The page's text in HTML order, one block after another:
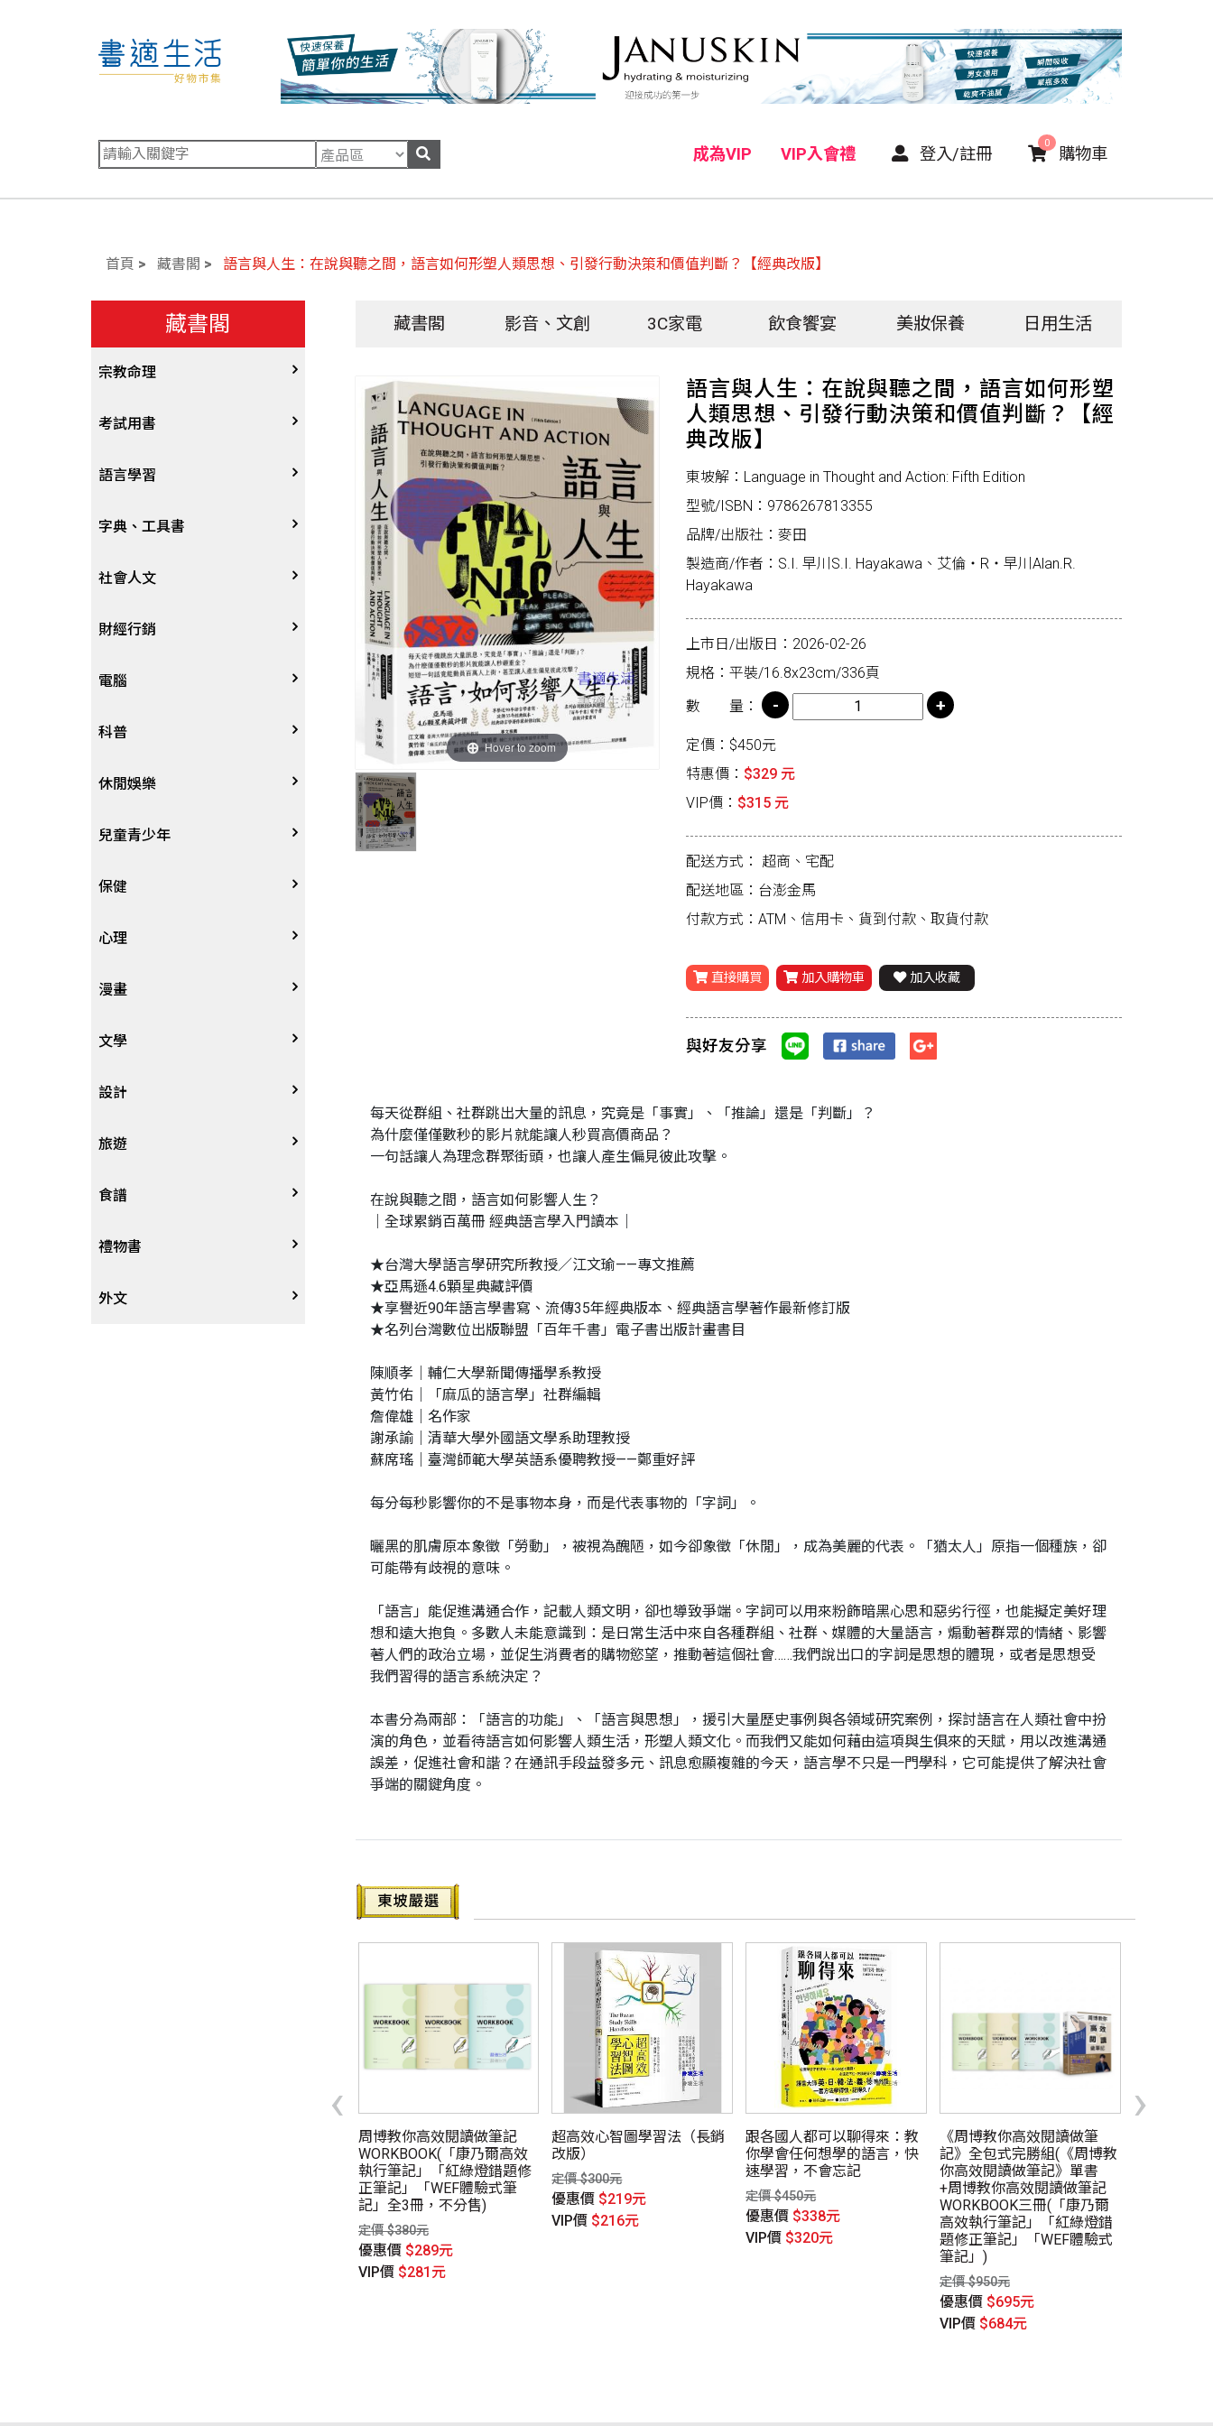
成為VIP VIP入會禮 登入/註冊 購物車
0
首頁 藏書閣 語言與人生：在說與聽之間，語言如何形塑人類思想、引發行動決策和價值判斷？【經典改版】
藏書閣
宗教命理
宗教
星象星座命理
考試用書
四技二專大學
國考、檢定
留學考試
學習法/考試方法
國中小參考書
語言學習
英語/美語
日語
韓語
歐語
東南亞語
閩南語/台語
其他語言
中文
字典、工具書
字辭典
百科、圖鑑
地圖集
其他工具書
社會人文
社會學、人文思想
法律
政治
軍事
哲學
歷史地理
歷史人物傳記
兩岸國際
財經行銷
行銷廣告
談判溝通
電子商務&趨勢
生涯規劃
經營管理、成功學
商學、經濟學
投資理財
人物傳記
職場工作術
電腦
軟體
硬體
技能檢定
電玩攻略
其他
科普
大自然動植物
天文地理
物理化學
科普
數學
航空
休閒娛樂
體育運動
音樂、樂譜
繪畫/書法
攝影
電影
棋藝桌遊
寵物
時尚、瘦身、芳療
戲劇、舞蹈
動腦解謎
兒童青少年
0~3歲
4~8歲
8~12歲
12~18歲
遊戲書
英語書
教育教養
保健
家庭、親子
疾病養生
醫療人文
心理
心理學
勵志成長
人際關係
生老病死
漫畫
漫畫
圖文繪本
限制級漫畫
文學
中文文學
中文詩詞
武俠小說
奇幻恐佈小說
推理小說
設計
藝術設計
居家佈置
建築工藝
園藝
旅遊
台灣
中港澳
日韓
食譜
中式
西式
禮物書
外文
藏書閣 影音、文創 3C家電 飲食饗宴 美妝保養 日用生活
Hover to zoom
語言與人生：在說與聽之間，語言如何形塑
人類思想、引發行動決策和價值判斷？【經
典改版】
東坡解：Language in Thought and Action: Fifth Edition
型號/ISBN：9786267813355
品牌/出版社：麥田
製造商/作者：S.I. 早川S.I. Hayakawa、艾倫‧R‧早川Alan.R.
Hayakawa
上市日/出版日：2026-02-26
規格：平裝/16.8x23cm/336頁
數 量：
定價：$450元
特惠價： $329 元
VIP價： $315 元
配送方式： 超商、宅配
配送地區：台澎金馬
付款方式：ATM、信用卡、貨到付款、取貨付款
直接購買 加入購物車 加入收藏
與好友分享
每天從群組、社群跳出大量的訊息，究竟是「事實」、「推論」還是「判斷」？
為什麼僅僅數秒的影片就能讓人秒買高價商品？
一句話讓人為理念群聚街頭，也讓人產生偏見彼此攻擊。
在說與聽之間，語言如何影響人生？
｜全球累銷百萬冊 經典語言學入門讀本｜
★台灣大學語言學研究所教授／江文瑜——專文推薦
★亞馬遜4.6顆星典藏評價
★享譽近90年語言學書寫、流傳35年經典版本、經典語言學著作最新修訂版
★名列台灣數位出版聯盟「百年千書」電子書出版計畫書目
陳順孝｜輔仁大學新聞傳播學系教授
黃竹佑｜「麻瓜的語言學」社群編輯
詹偉雄｜名作家
謝承諭｜清華大學外國語文學系助理教授
蘇席瑤｜臺灣師範大學英語系優聘教授——鄭重好評
每分每秒影響你的不是事物本身，而是代表事物的「字詞」。
曬黑的肌膚原本象徵「勞動」，被視為醜陋，如今卻象徵「休閒」，成為美麗的代表。「猶太人」原指一個種族，卻
可能帶有歧視的意味。
「語言」能促進溝通合作，記載人類文明，卻也導致爭端。字詞可以用來粉飾暗黑心思和惡劣行徑，也能擬定美好理
想和遠大抱負。多數人未能意識到：是日常生活中來自各種群組、社群、媒體的大量語言，煽動著群眾的情緒、影響
著人們的政治立場，並促生消費者的購物慾望，推動著這個社會……我們說出口的字詞是思想的體現，或者是思想受
我們習得的語言系統決定？
本書分為兩部：「語言的功能」、「語言與思想」，援引大量歷史事例與各領域研究案例，探討語言在人類社會中扮
演的角色，並看待語言如何影響人類生活，形塑人類文化。而我們又能如何藉由這項與生俱來的天賦，用以改進溝通
誤差，促進社會和諧？在通訊手段益發多元、訊息愈顯複雜的今天，語言學不只是一門學科，它可能提供了解決社會
爭端的關鍵角度。
周博教你高效閱讀做筆記
WORKBOOK(「康乃爾高效
執行筆記」「紅綠燈錯題修
正筆記」「WEF體驗式筆
記」全3冊，不分售)
定價 $380元
優惠價 $289元
VIP價 $281元
超高效心智圖學習法（長銷
改版）
定價 $300元
優惠價 $219元
VIP價 $216元
跟各國人都可以聊得來：教
你學會任何想學的語言，快
速學習，不會忘記
定價 $450元
優惠價 $338元
VIP價 $320元
《周博教你高效閱讀做筆
記》全包式完勝組(《周博教
你高效閱讀做筆記》單書
+周博教你高效閱讀做筆記
WORKBOOK三冊(「康乃爾
高效執行筆記」「紅綠燈錯
題修正筆記」「WEF體驗式
筆記」)
定價 $950元
優惠價 $695元
VIP價 $684元
‹ ›